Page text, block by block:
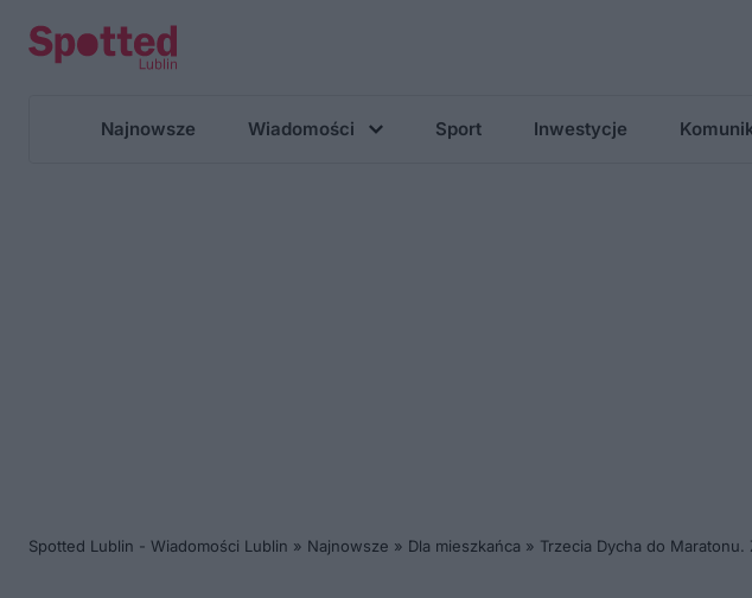
Najnowsze Wiadomości Sport Inwestycje
Spotted Lublin - Wiadomości Lublin » Najnowsze » Dla mieszkańca » Trzecia Dycha do